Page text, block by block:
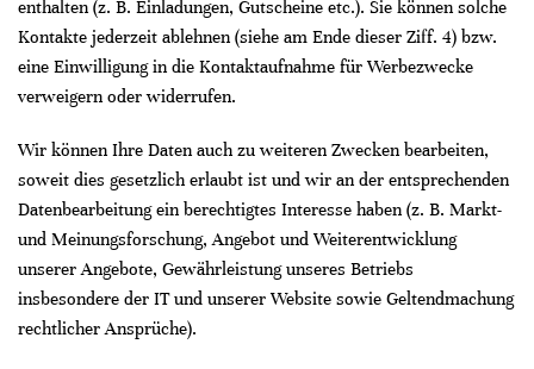
enthalten (z. B. Einladungen, Gutscheine etc.). Sie können solche
Kontakte jederzeit ablehnen (siehe am Ende dieser Ziff. 4) bzw.
eine Einwilligung in die Kontaktaufnahme für Werbezwecke
verweigern oder widerrufen.
Wir können Ihre Daten auch zu weiteren Zwecken bearbeiten,
soweit dies gesetzlich erlaubt ist und wir an der entsprechenden
Datenbearbeitung ein berechtigtes Interesse haben (z. B. Markt-
und Meinungsforschung, Angebot und Weiterentwicklung
unserer Angebote, Gewährleistung unseres Betriebs
insbesondere der IT und unserer Website sowie Geltendmachung
rechtlicher Ansprüche).